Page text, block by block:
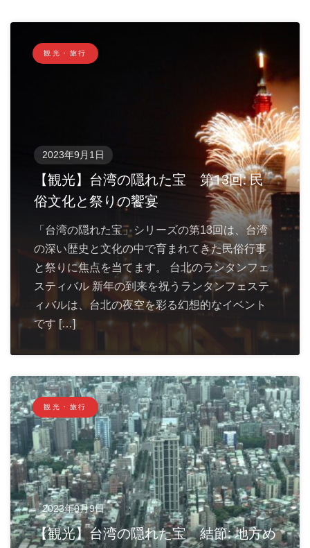
観光・旅行
2023年9月1日
【観光】台湾の隠れた宝 第13回: 民
俗文化と祭りの饗宴
「台湾の隠れた宝」シリーズの第13回は、台湾
の深い歴史と文化の中で育まれてきた民俗行事
と祭りに焦点を当てます。 台北のランタンフェ
スティバル 新年の到来を祝うランタンフェステ
ィバルは、台北の夜空を彩る幻想的なイベント
です […]
観光・旅行
2023年9月9日
【観光】台湾の隠れた宝 結節: 地方め